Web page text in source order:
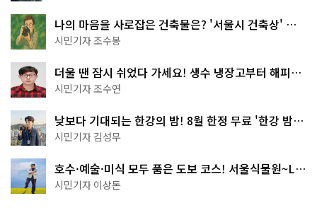
나의 마음을 사로잡은 건축물은? '서울시 건축상' 수
상작 공개!
시민기자 조수봉
더울 땐 잠시 쉬었다 가세요! 생수 냉장고부터 해피소
·무더위쉼터까지
시민기자 조수연
낮보다 기대되는 한강의 밤! 8월 한정 무료 '한강 밤
핑' 예약은?
시민기자 김성무
호수·예술·미식 모두 품은 도보 코스! 서울식물원~LG
아트센터~마곡테라스거리
시민기자 이상돈